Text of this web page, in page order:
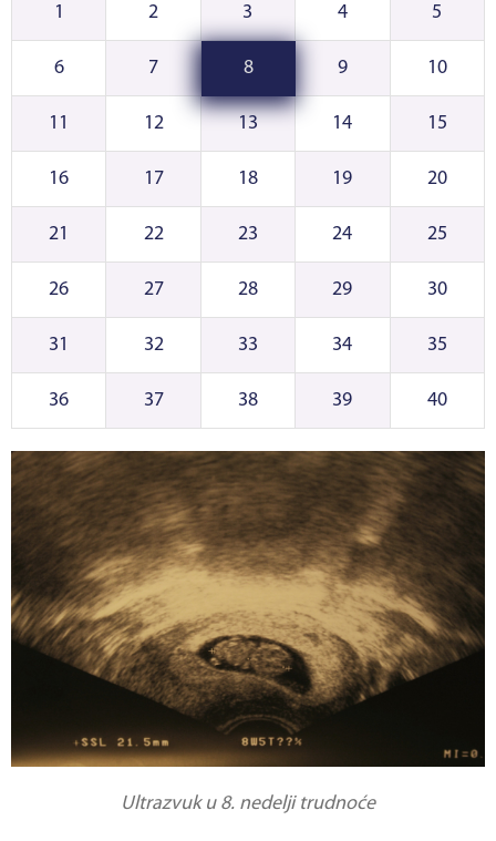
1 2 3 4 5
6 7 8 9 10
11 12 13 14 15
16 17 18 19 20
21 22 23 24 25
26 27 28 29 30
31 32 33 34 35
36 37 38 39 40
Ultrazvuk u 8. nedelji trudnoće